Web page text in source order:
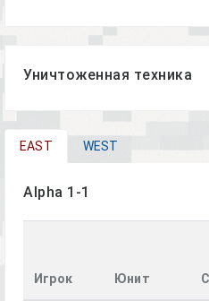
Уничтоженная техника
EAST WEST
Alpha 1-1
Игрок Юнит